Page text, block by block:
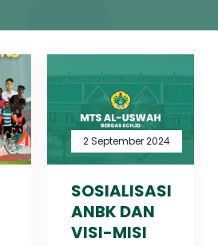
2 September 2024
SOSIALISASI
ANBK DAN
VISI-MISI